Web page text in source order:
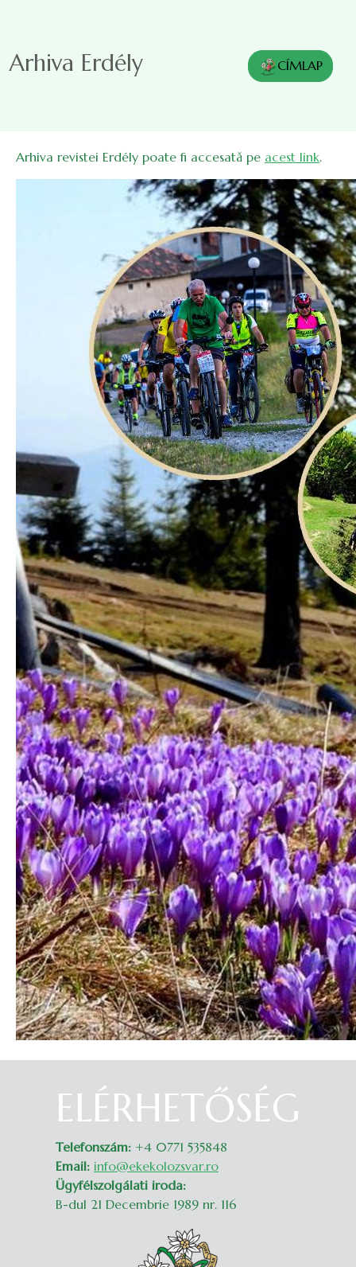
Arhiva Erdély CÍMLAP
Arhiva revistei Erdély poate fi accesată pe acest link.
ELÉRHETŐSÉG
Telefonszám: +4 0771 535848
Email: info@ekekolozsvar.ro
Ügyfélszolgálati iroda:
B-dul 21 Decembrie 1989 nr. 116